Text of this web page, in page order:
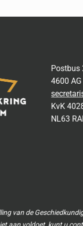
Postbus
4600
KvK
NL63
van de